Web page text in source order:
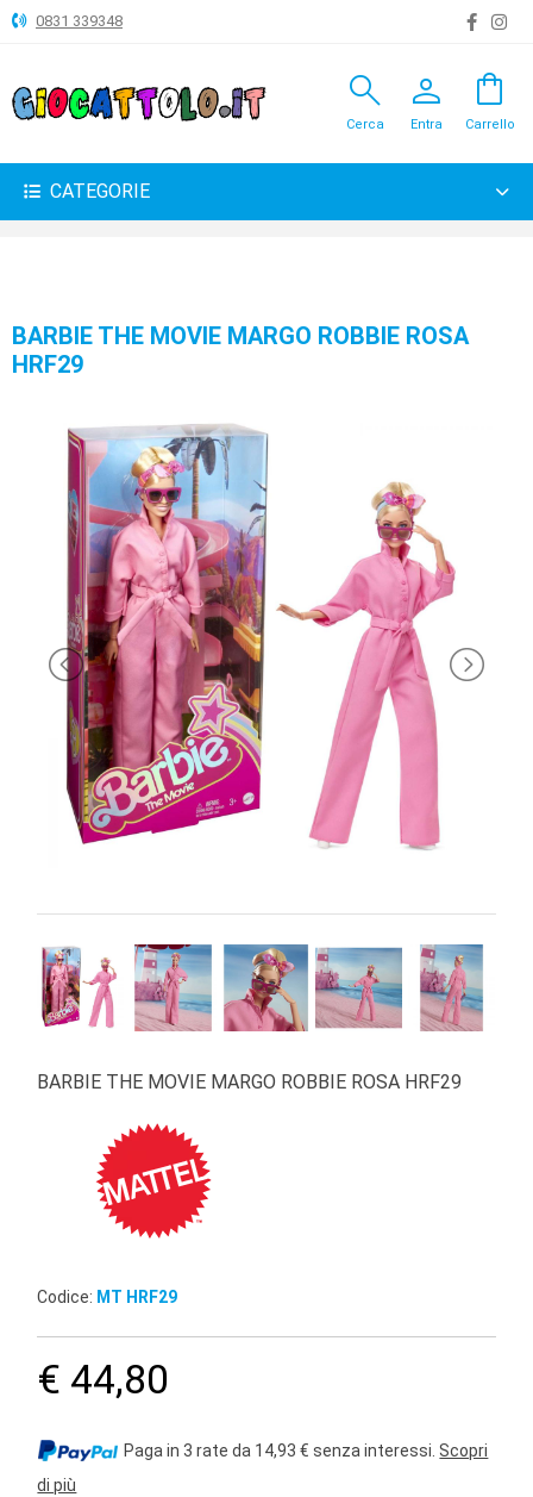
ANIMALI
BAMBOLE
COSTRUZIONI
PELUCHE-
GADGET
INFANZIA
PUZZLE
SYLVANIAN
FAMILY
VALIGERIA-
BORSETTE
0831 339348
search
Cerca
person
Entra
shopping_bag
Carrello
CATEGORIE
BARBIE THE MOVIE MARGO ROBBIE ROSA
HRF29
BARBIE THE MOVIE MARGO ROBBIE ROSA HRF29
Codice: MT HRF29
€ 44,80
Paga in 3 rate da 14,93 € senza interessi.Scopri
di più